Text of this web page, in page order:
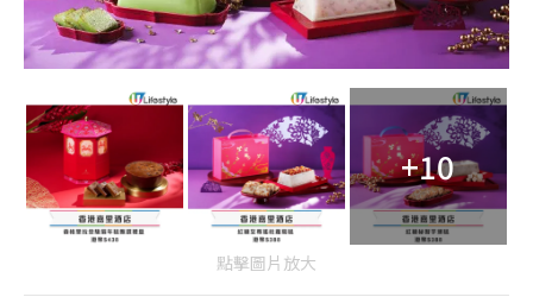
+10
點擊圖片放大